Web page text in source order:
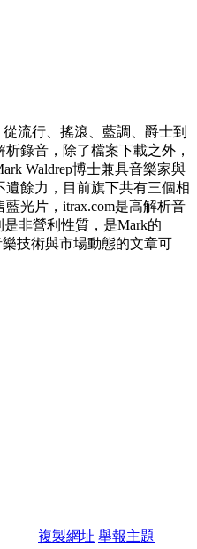
流行、搖滾、藍調、爵士到
錄音，除了檔案下載之外，
Waldrep博士兼具音樂家與
餘力，目前旗下共有三個相
藍光片，itrax.com是高解析音
是非營利性質，是Mark的
技術與市場動態的文章可
複製網址 舉報主題